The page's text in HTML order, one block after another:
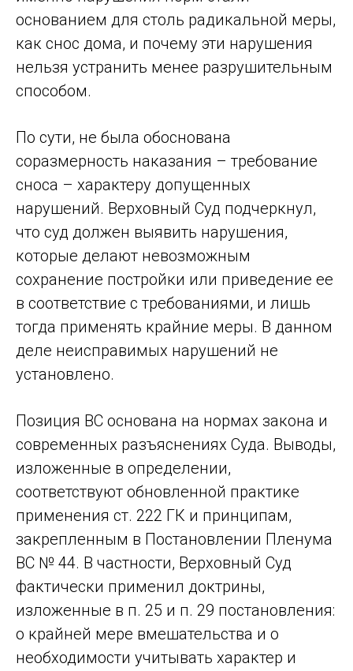
основанием для столь радикальной меры,
как снос дома, и почему эти нарушения
нельзя устранить менее разрушительным
способом.
По сути, не была обоснована
соразмерность наказания – требование
сноса – характеру допущенных
нарушений. Верховный Суд подчеркнул,
что суд должен выявить нарушения,
которые делают невозможным
сохранение постройки или приведение ее
в соответствие с требованиями, и лишь
тогда применять крайние меры. В данном
деле неисправимых нарушений не
установлено.
Позиция ВС основана на нормах закона и
современных разъяснениях Суда. Выводы,
изложенные в определении,
соответствуют обновленной практике
применения ст. 222 ГК и принципам,
закрепленным в Постановлении Пленума
ВС № 44. В частности, Верховный Суд
фактически применил доктрины,
изложенные в п. 25 и п. 29 постановления:
о крайней мере вмешательства и о
необходимости учитывать характер и